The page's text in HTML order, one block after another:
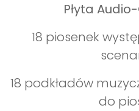
Płyta
18 piosenek
18 podkładów
do